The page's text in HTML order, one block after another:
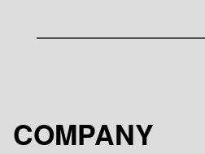
COMPANY